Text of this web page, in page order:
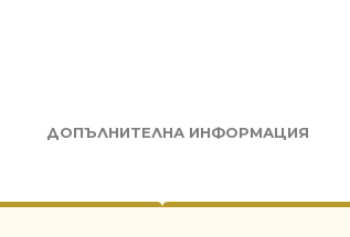
ДОПЪЛНИТЕЛНА ИНФОРМАЦИЯ